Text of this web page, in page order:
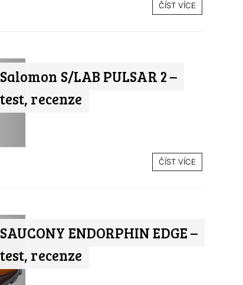
ČÍST VÍCE
Salomon S/LAB PULSAR 2 –
test, recenze
ČÍST VÍCE
SAUCONY ENDORPHIN EDGE –
test, recenze